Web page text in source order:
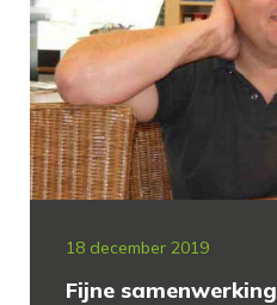
18 december 2019
Fijne samenwerking